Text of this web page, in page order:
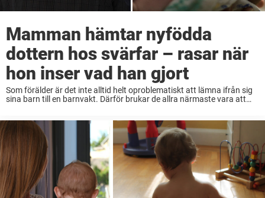
Mamman hämtar nyfödda
dottern hos svärfar – rasar när
hon inser vad han gjort
Som förälder är det inte alltid helt oproblematiskt att lämna ifrån sig
sina barn till en barnvakt. Därför brukar de allra närmaste vara att